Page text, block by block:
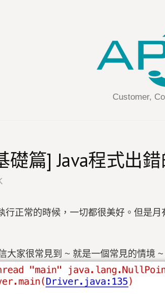
Customer,
礎篇] Java程式出
行正常的時候，一切都很美好。但是
大家很常見到 ~ 就是一個常見的情境 ~